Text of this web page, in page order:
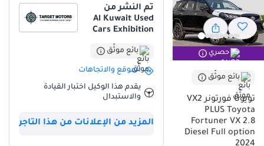
حصري
بائع موثّق
تويوتا فورتونر VX2
PLUS Toyota
Fortuner VX 2.8
Diesel Full option
تم النشر من
Al Kuwait Used
Cars Exhibition
بائع موثّق
الموقع والاتجاهات
يقدم هذا الوكيل اختبار القيادة
والاستبدال
المزيد من الإعلانات من هذا التاجر
أقل نسبة انخفاض في القيمة في الفئة
تصنيف أمان 5 نجوم من NCAP
ملخص
تعتبر Toyota Fortuner 2024 خياراً استثنائياً في سوق السيارات
القوة الهائلة والاقتصاد في الاستهلاك. بفضل لونها الأسود الملكي